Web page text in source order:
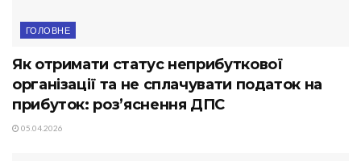
ГОЛОВНЕ
Як отримати статус неприбуткової
організації та не сплачувати податок на
прибуток: роз’яснення ДПС
05.04.2026